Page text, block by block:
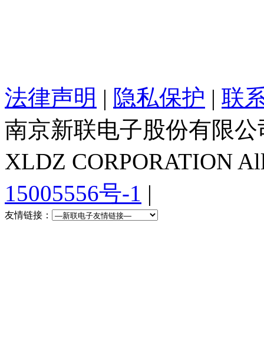
法律声明 | 隐私保护 | 联
南京新联电子股份有限公
XLDZ CORPORATION
15005556号-1 |
友情链接：